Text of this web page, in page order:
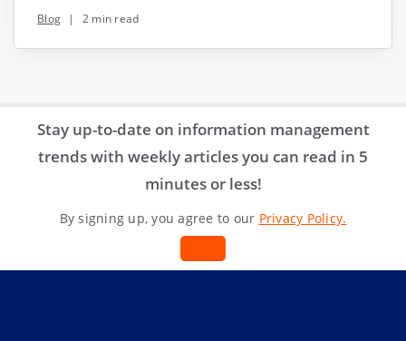
Blog | 2 min read
Stay up-to-date on information management
trends with weekly articles you can read in 5
minutes or less!
By signing up, you agree to our Privacy Policy.